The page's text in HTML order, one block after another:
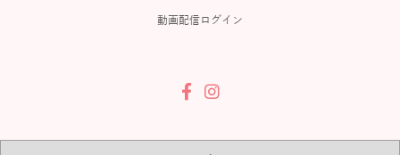
動画配信ログイン